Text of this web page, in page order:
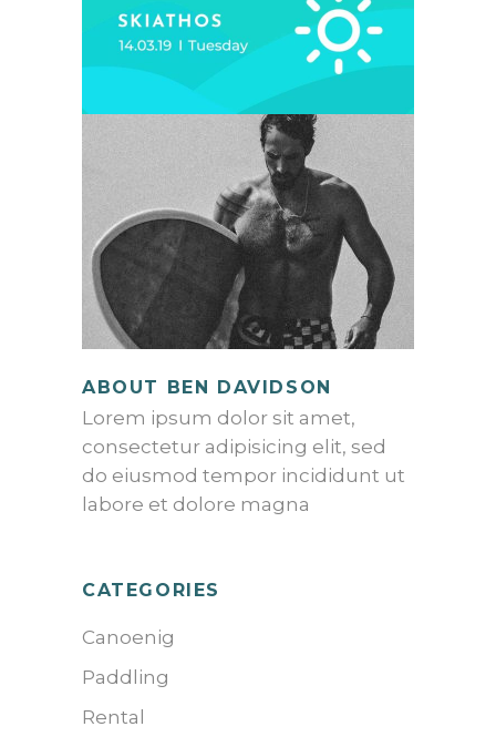
ABOUT BEN DAVIDSON
Lorem ipsum dolor sit amet,
consectetur adipisicing elit, sed
do eiusmod tempor incididunt ut
labore et dolore magna
CATEGORIES
Canoenig
Paddling
Rental